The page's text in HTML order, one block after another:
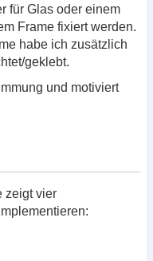
für Glas oder einem
Frame fixiert werden.
habe ich zusätzlich
geklebt.
und motiviert
zeigt vier